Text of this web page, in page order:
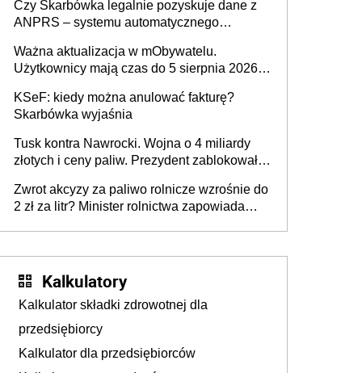
Czy Skarbówka legalnie pozyskuje dane z
ANPRS – systemu automatycznego
pojazdów z kamer drogowych?
Ważna aktualizacja w mObywatelu.
Użytkownicy mają czas do 5 sierpnia 2026
KSeF: kiedy można anulować fakturę?
Skarbówka wyjaśnia
Tusk kontra Nawrocki. Wojna o 4 miliardy
złotych i ceny paliw. Prezydent zablokował
wymierzonym we wszystkich polskich
kierowców”
Zwrot akcyzy za paliwo rolnicze wzrośnie do
2 zł za litr? Minister rolnictwa zapowiada
Kalkulatory
Kalkulator składki zdrowotnej dla
przedsiębiorcy
Kalkulator dla przedsiębiorców